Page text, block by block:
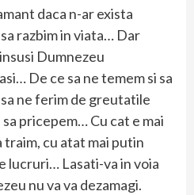
daca n-ar exista
razbim in viata… Dar
Dumnezeu
De ce sa ne temem si sa
ne ferim de greutatile
pricepem… Cu cat e mai
traim, cu atat mai putin
lucruri… Lasati-va in voia
nu va va dezamagi.